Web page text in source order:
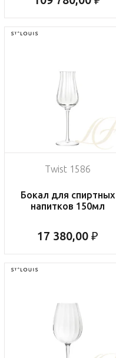
Twist 1586
Бокал для спиртных
напитков 150мл
17 380,00 ₽